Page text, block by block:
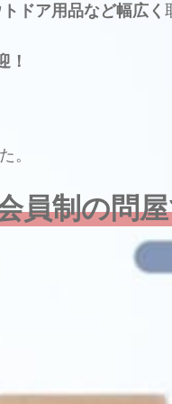
ドア用品など幅広く
！
。
員制の問